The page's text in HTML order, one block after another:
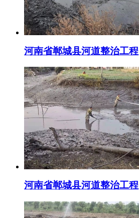
河南省郸城县河道整治工程
河南省郸城县河道整治工程